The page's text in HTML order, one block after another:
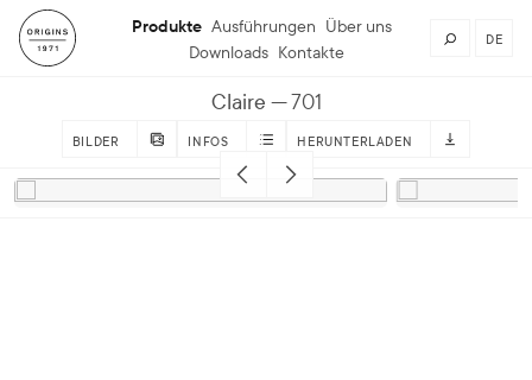
Produkte Ausführungen Über uns
Downloads Kontakte
DE
Claire 701
BILDER INFOS HERUNTERLADEN